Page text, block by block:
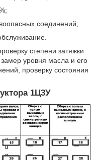
соединений;
степени затяжки
уровня масла и его
проверку состояния
1Ц3У